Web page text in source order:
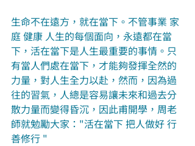
生命不在遠方，就在當下。不管事業 家
庭 健康 人生的每個面向，永遠都在當
下，活在當下是人生最重要的事情。只
有當人們處在當下，才能夠發揮全然的
力量，對人生全力以赴，然而，因為過
往的習氣，人總是容易讓未來和過去分
散力量而變得昏沉，因此甫開學，周老
師就勉勵大家："活在當下 把人做好 行
善修行 "